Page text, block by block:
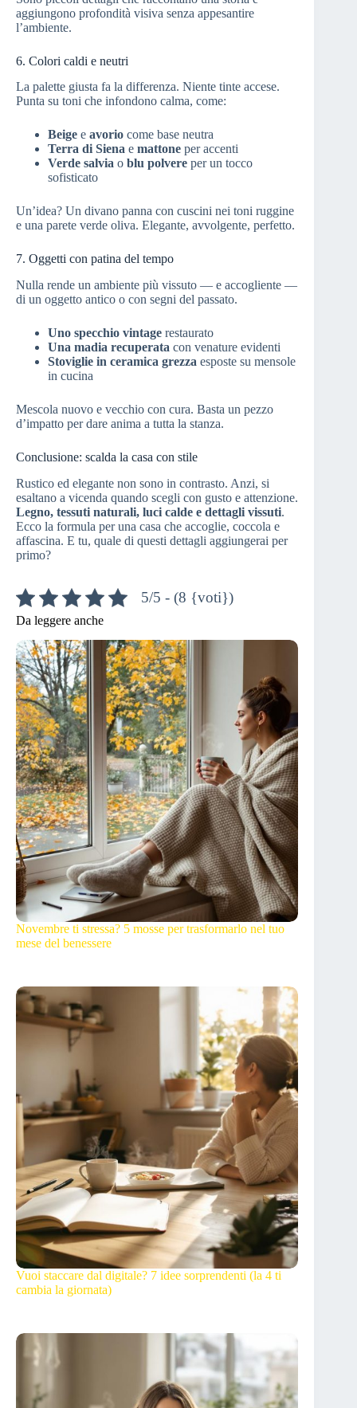
aggiungono profondità visiva senza appesantire
l’ambiente.
6. Colori caldi e neutri
La palette giusta fa la differenza. Niente tinte accese.
Punta su toni che infondono calma, come:
Beige e avorio come base neutra
Terra di Siena e mattone per accenti
Verde salvia o blu polvere per un tocco
sofisticato
Un’idea? Un divano panna con cuscini nei toni ruggine
e una parete verde oliva. Elegante, avvolgente, perfetto.
7. Oggetti con patina del tempo
Nulla rende un ambiente più vissuto — e accogliente —
di un oggetto antico o con segni del passato.
Uno specchio vintage restaurato
Una madia recuperata con venature evidenti
Stoviglie in ceramica grezza esposte su mensole
in cucina
Mescola nuovo e vecchio con cura. Basta un pezzo
d’impatto per dare anima a tutta la stanza.
Conclusione: scalda la casa con stile
Rustico ed elegante non sono in contrasto. Anzi, si
esaltano a vicenda quando scegli con gusto e attenzione.
Legno, tessuti naturali, luci calde e dettagli vissuti.
Ecco la formula per una casa che accoglie, coccola e
affascina. E tu, quale di questi dettagli aggiungerai per
primo?
5/5 - (8 {voti})
Da leggere anche
Novembre ti stressa? 5 mosse per trasformarlo nel tuo
mese del benessere
Vuoi staccare dal digitale? 7 idee sorprendenti (la 4 ti
cambia la giornata)